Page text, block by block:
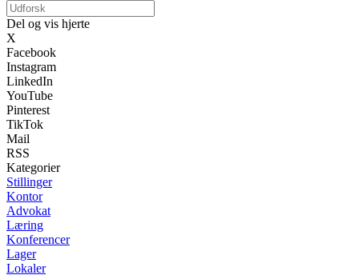
Del og vis hjerte
X
Facebook
Instagram
LinkedIn
YouTube
Pinterest
TikTok
Mail
RSS
Kategorier
Stillinger
Kontor
Advokat
Læring
Konferencer
Lager
Lokaler